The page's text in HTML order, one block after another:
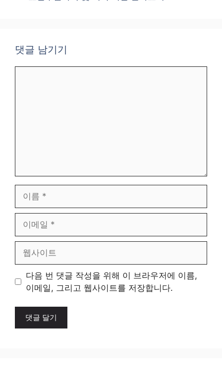
댓글 남기기
일
트
다음 번 댓글 작성을 위해 이 브라우저에 이름,
이메일, 그리고 웹사이트를 저장합니다.